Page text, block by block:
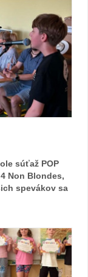
súťaž POP
Non Blondes,
spevákov sa